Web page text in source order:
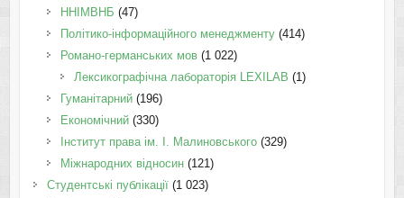
ННІМВНБ (47)
Політико-інформаційного менеджменту(414)
Романо-германських мов(1 022)
Лексикографічна лабораторія LEXILAB (1)
Гуманітарний(196)
Економічний(330)
Інститут права ім. І. Малиновського(329)
Міжнародних відносин(121)
Студентські публікації(1 023)